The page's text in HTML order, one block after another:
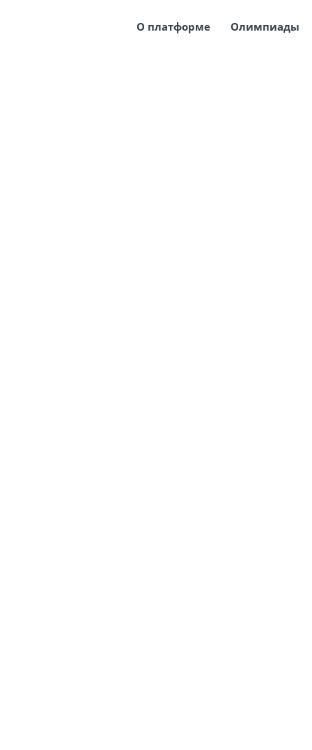
О платформе Олимпиады